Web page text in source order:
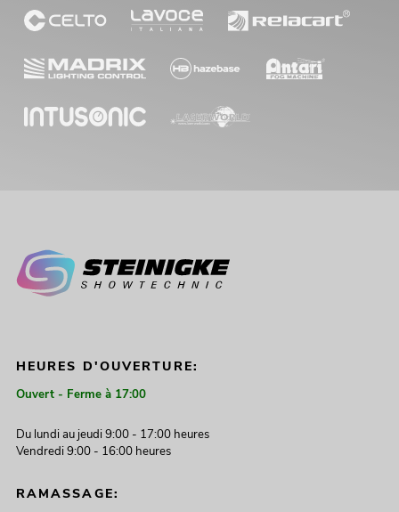
HEURES D'OUVERTURE:
Ouvert - Ferme à 17:00
Du lundi au jeudi 9:00 - 17:00 heures
Vendredi 9:00 - 16:00 heures
RAMASSAGE: